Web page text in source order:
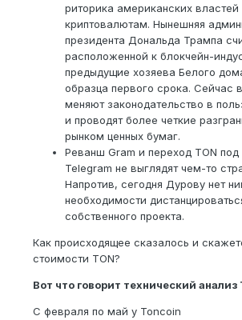
риторика американских
криптовалютам. Нынешняя
президента Дональда Трампа
расположенной к блокчейн-
предыдущие хозяева Белого
образца первого срока. Сейчас
меняют законодательство в
и проводят более четкие
рынком ценных бумаг.
Реванш Gram и переход TON под
Telegram не выглядят чем-то
Напротив, сегодня Дурову нет
необходимости
собственного проекта.
Как происходящее сказалось и
стоимости TON?
Вот что говорит технический анализ
С февраля по май у Toncoin